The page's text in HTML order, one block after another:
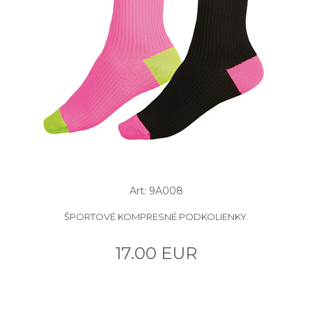
Art: 9A008
ŠPORTOVÉ KOMPRESNÉ PODKOLIENKY.
17.00 EUR